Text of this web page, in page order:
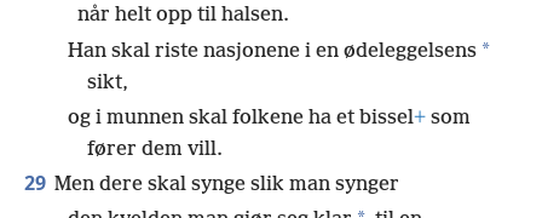
når helt opp til halsen.
Han skal riste nasjonene i en ødeleggelsens *
sikt,
og i munnen skal folkene ha et bissel+ som
fører dem vill.
29 Men dere skal synge slik man synger